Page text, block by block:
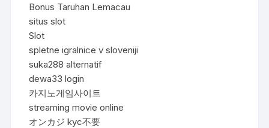
Bonus Taruhan Lemacau
situs slot
Slot
spletne igralnice v sloveniji
suka288 alternatif
dewa33 login
카지노게임사이트
streaming movie online
オンカジ kyc不要